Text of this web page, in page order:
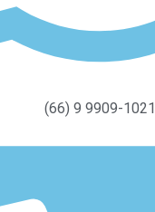
(66) 9 9909-1021